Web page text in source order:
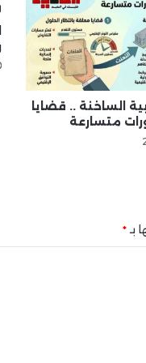
الله
الساخنة .. قضايا
متسارعة
بـ *